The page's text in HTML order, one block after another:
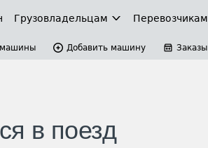
Грузовладельцам Перевозчикам
Добавить машину Заказы
в поезд